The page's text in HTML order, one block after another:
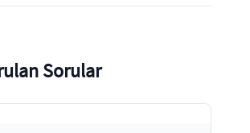
Sorular